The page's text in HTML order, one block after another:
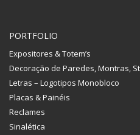
PORTFOLIO
Expositores & Totem’s
Decoração de Paredes, Montras,
Letras – Logotipos Monobloco
Placas & Painéis
Reclames
Sinalética